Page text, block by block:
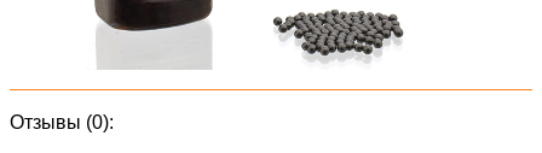
Отзывы (0):